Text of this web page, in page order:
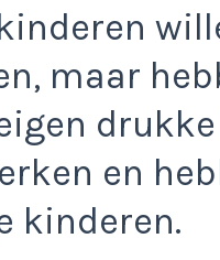
maar
en
kinderen.